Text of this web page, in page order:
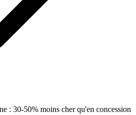
: 30-50% moins cher qu'en concession